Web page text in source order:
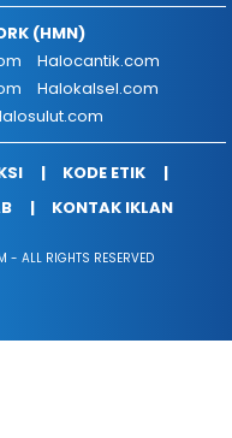
(HMN)
Halocantik.com
Halokalsel.com
KODE ETIK
KONTAK IKLAN
- ALL RIGHTS RESERVED